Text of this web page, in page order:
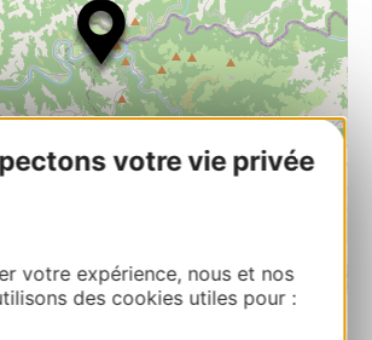
votre vie privée
votre expérience, nous et nos
des cookies utiles pour :
Leaflet| Map data ©OpenStreetMap contributors